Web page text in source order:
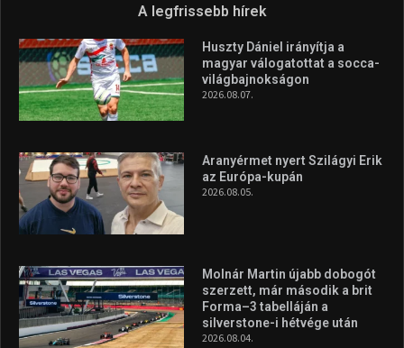
A legfrissebb hírek
Huszty Dániel irányítja a
magyar válogatottat a socca-
világbajnokságon
2026.08.07.
Aranyérmet nyert Szilágyi Erik
az Európa-kupán
2026.08.05.
Molnár Martin újabb dobogót
szerzett, már második a brit
Forma–3 tabelláján a
silverstone-i hétvége után
2026.08.04.